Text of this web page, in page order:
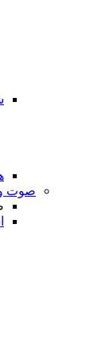
صوت و